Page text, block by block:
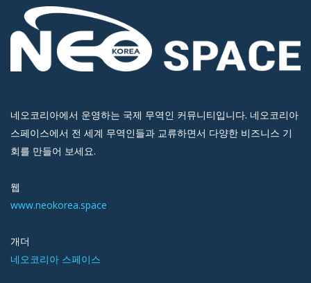
네오코리아에서 운영하는 국제 무역인 커뮤니티입니다. 네오코리아
스페이스에서 전 세계 무역인들과 교류하면서 다양한 비즈니스 기
회를 만들어 보세요.
웹
www.neokorea.space
개더
네오코리아 스페이스